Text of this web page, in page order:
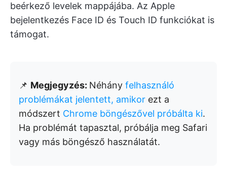
beérkező levelek mappájába. Az Apple
bejelentkezés Face ID és Touch ID funkciókat is
támogat.
📌 Megjegyzés: Néhány felhasználó
problémákat jelentett, amikor ezt a
módszert Chrome böngészővel próbálta ki.
Ha problémát tapasztal, próbálja meg Safari
vagy más böngésző használatát.